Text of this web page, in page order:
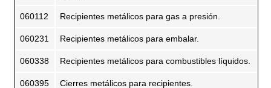
060112 Recipientes metálicos para gas a presión.
060231 Recipientes metálicos para embalar.
060338 Recipientes metálicos para combustibles líquidos.
060395 Cierres metálicos para recipientes.